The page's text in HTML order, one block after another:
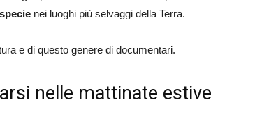
nei luoghi più selvaggi della Terra.
e di questo genere di documentari.
nelle mattinate estive